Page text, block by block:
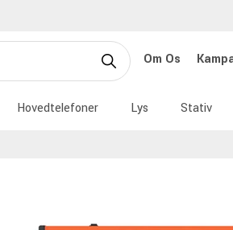
Om Os
Hovedtelefoner Lys Stativ